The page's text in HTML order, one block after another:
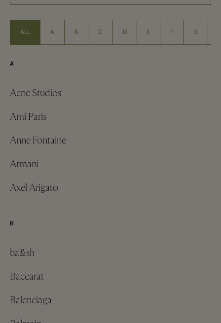
ALL A B C D E F G
A
Acne Studios
Ami Paris
Anne Fontaine
Armani
Axel Arigato
B
ba&sh
Baccarat
Balenciaga